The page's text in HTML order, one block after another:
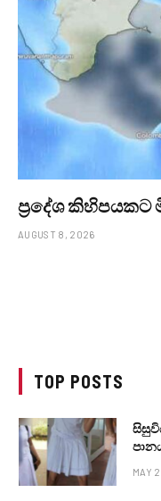
ප්‍රදේශ කිහිපයකට
AUGUST 8, 2026
TOP POSTS
MAY